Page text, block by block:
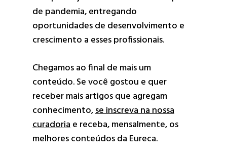
de pandemia, entregando
oportunidades de desenvolvimento e
crescimento a esses profissionais.
Chegamos ao final de mais um
conteúdo. Se você gostou e quer
receber mais artigos que agregam
conhecimento,se inscreva na nossa
curadoriae receba, mensalmente, os
melhores conteúdos da Eureca.